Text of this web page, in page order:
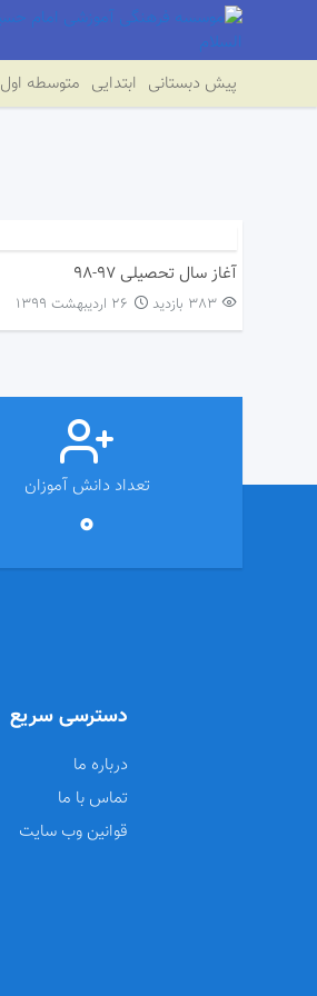
پیش دبستانی ابتدایی متوسطه اول
آغاز سال تحصیلی ۹۷-۹۸
383 بازدید ۲۶ اردیبهشت ۱۳۹۹
تعداد دانش آموزان
0
دسترسی سریع
درباره ما
تماس با ما
قوانین وب سایت